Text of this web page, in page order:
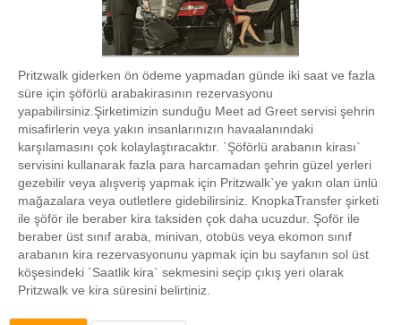
Pritzwalk giderken ön ödeme yapmadan günde iki saat ve fazla
süre için şöförlü arabakirasının rezervasyonu
yapabilirsiniz.Şirketimizin sunduğu Meet ad Greet servisi şehrin
misafirlerin veya yakın insanlarınızın havaalanındaki
karşılamasını çok kolaylaştıracaktır. `Şöförlü arabanın kirası`
servisini kullanarak fazla para harcamadan şehrin güzel yerleri
gezebilir veya alışveriş yapmak için Pritzwalk`ye yakın olan ünlü
mağazalara veya outletlere gidebilirsiniz. KnopkaTransfer şirketi
ile şöför ile beraber kira taksiden çok daha ucuzdur. Şoför ile
beraber üst sınıf araba, minivan, otobüs veya ekomon sınıf
arabanın kira rezervasyonunu yapmak için bu sayfanın sol üst
köşesindeki `Saatlik kira` sekmesini seçip çıkış yeri olarak
Pritzwalk ve kira süresini belirtiniz.